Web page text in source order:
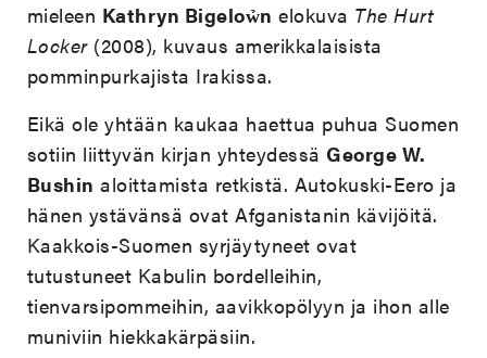
mieleen Kathryn Bigelow̉n elokuva The Hurt
Locker(2008), kuvaus amerikkalaisista
pomminpurkajista Irakissa.
Eikä ole yhtään kaukaa haettua puhua Suomen
sotiin liittyvän kirjan yhteydessäGeorge W.
Bushin aloittamista retkistä. Autokuski-Eero ja
hänen ystävänsä ovat Afganistanin kävijöitä.
Kaakkois-Suomen syrjäytyneet ovat
tutustuneet Kabulin bordelleihin,
tienvarsipommeihin, aavikkopölyyn ja ihon alle
muniviin hiekkakärpäsiin.